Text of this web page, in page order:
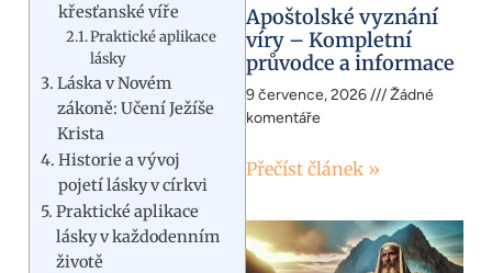
křesťanské víře
Praktické aplikace
lásky
Láska v Novém
zákoně: Učení Ježíše
Krista
Historie a vývoj
pojetí lásky v církvi
Praktické aplikace
lásky v každodenním
životě
Apoštolské vyznání
víry – Kompletní
průvodce a informace
9 července, 2026
Žádné
komentáře
Přečíst článek »